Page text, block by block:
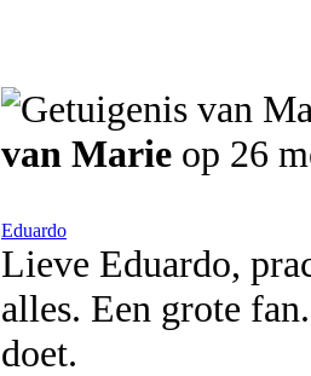
van Marie op 26
Eduardo
Lieve Eduardo,
alles. Een grote
doet.